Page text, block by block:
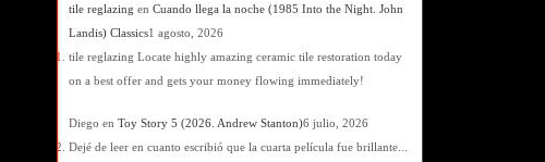
tile reglazing en Cuando llega la noche (1985 Into the Night. John
Landis) Classics1 agosto, 2026
tile reglazing Locate highly amazing ceramic tile restoration today
on a best offer and gets your money flowing immediately!
Diego en Toy Story 5 (2026. Andrew Stanton)6 julio, 2026
Dejé de leer en cuanto escribió que la cuarta película fue brillante...